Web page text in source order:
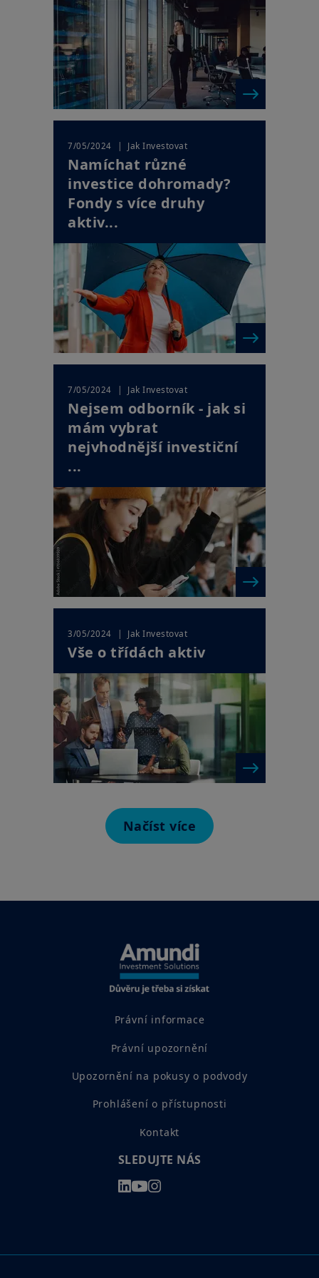
7/05/2024 | Jak Investovat
Namíchat různé
investice dohromady?
Fondy s více druhy
aktiv...
7/05/2024 | Jak Investovat
Nejsem odborník - jak si
mám vybrat
nejvhodnější investiční
...
3/05/2024 | Jak Investovat
Vše o třídách aktiv
Načíst více
Právní informace
Právní upozornění
Upozornění na pokusy o podvody
Prohlášení o přístupnosti
Kontakt
SLEDUJTE NÁS